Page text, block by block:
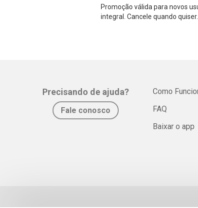
Promoção válida para novos
integral. Cancele quando quiser.
Precisando de ajuda?
Fale conosco
Como
FAQ
Baixar o app